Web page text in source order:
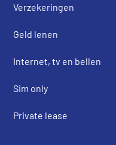
Verzekeringen
Geld lenen
Internet, tv en bellen
Sim only
Private lease